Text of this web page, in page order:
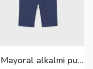
Mayoral alkalmi puha kék élre vasalt nadrág, behúzható derékrésszel